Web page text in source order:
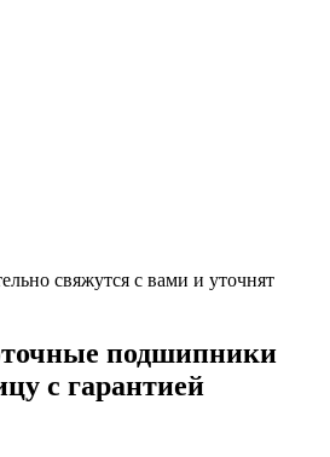
свяжутся с вами и уточнят
подшипники
с гарантией